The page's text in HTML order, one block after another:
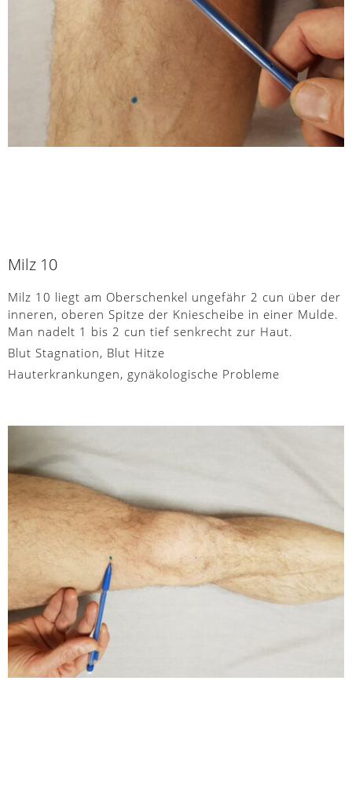
Milz 10
Milz 10 liegt am Oberschenkel ungefähr 2 cun über der
inneren, oberen Spitze der Kniescheibe in einer Mulde.
Man nadelt 1 bis 2 cun tief senkrecht zur Haut.
Blut Stagnation, Blut Hitze
Hauterkrankungen, gynäkologische Probleme